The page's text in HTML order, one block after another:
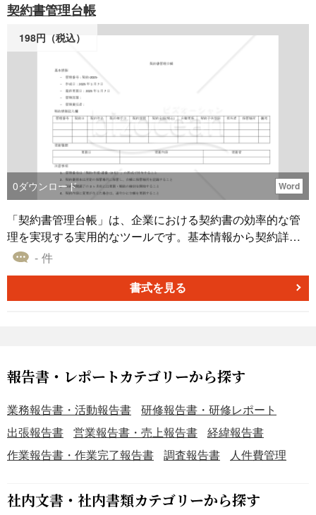
アレルギー物質に関する全ての側面をカバーしています。
特に、製造現場での交差汚染防止策や、サプライヤー管
理、製品表示の厳格な確認プロセスなど、実務に即した具
体的な指針を提供しています。 本雛型を導入することで、
企業はアレルギー物質に関するリスクを大幅に低減し、消
費者からの信頼を高めることができます。 また、内部監査
や定期的な見直しの仕組みを組み込むことで、継続的な改
善への対応を可能にしています。 本雛型は、大手食品メー
カーから小規模な飲食店まで、規模や業態を問わず活用で
きる汎用性の高い内容となっています。 各企業の実情に合
わせて適宜ご編集の上でご利用いただければと存じます。
〔条文タイトル〕 第1条（目的） 第2条（定義） 第3条（適
用範囲） 第4条（管理体制） 第5条（管理委員会） 第6条
（原材料の管理） 第7条（製造工程の管理） 第8条（器具・
設備の管理） 第9条（従業員の衛生管理） 第10条（表示管
理） 第11条（製品設計・開発） 第12条（サプライヤー管
理） 第13条（従業員教育） 第14条（内部監査） 第15条
（是正措置） 第16条（緊急時の対応） 第17条（顧客対
契約書管理台帳
198円（税込）
0ダウンロード Word
「契約書管理台帳」は、企業における契約書の効率的な管
理を実現する実用的なツールです。基本情報から契約詳
細、更新履歴まで、契約管理に必要な要素を網羅的に整理
て、管理番号の採番ルール、保管方法、期限管理のガイド
ラインなど、実務に即した注意事項を明確に示している点
ついても言及しており、契約書原本から付随する覚書類ま
で、包括的な文書管理を可能にします。特に、機密情報の
取り扱いに関する指針を含んでおり、情報セキュリティの
観点からも配慮された設計となっています。 中小企業から
大企業まで、規模を問わず活用できる汎用性の高いテンプ
レートです。契約管理の標準化とコンプライアンス強化を
ょう。契約書の作成から保管、更新、終了までのライフサ
イクル全体を通じて、確実な管理を支援します。
- 件
書式を見る
報告書・レポートカテゴリーから探す
業務報告書・活動報告書
研修報告書・研修レポート
出張報告書
営業報告書・売上報告書
経緯報告書
作業報告書・作業完了報告書
調査報告書 人件費管理
社内文書・社内書類カテゴリーから探す